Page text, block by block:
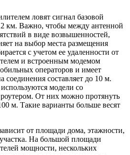
ловят сигнал базовой
км. Важно, чтобы между антенной
в виде возвышенностей,
на выбор места размещения
с учетом ее удаленности от
и встроенным модемом
операторов и имеет
составляет до 10 м.
модели со
От них можно протянуть
м. Такие варианты больше весят
от площади дома, этажности,
На большой площади
мощности, нескольких